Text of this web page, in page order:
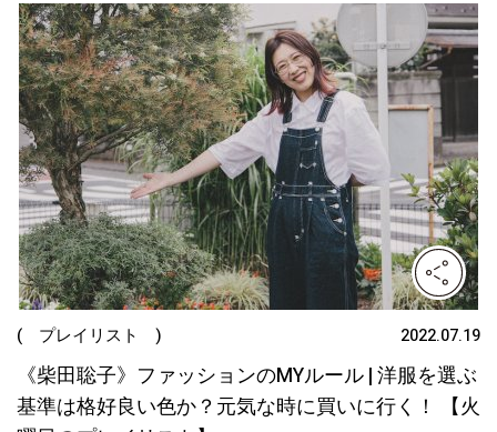
( プレイリスト ) 2022.07.19
《柴田聡子》ファッションのMYルール | 洋服を選ぶ
基準は格好良い色か？元気な時に買いに行く！ 【火